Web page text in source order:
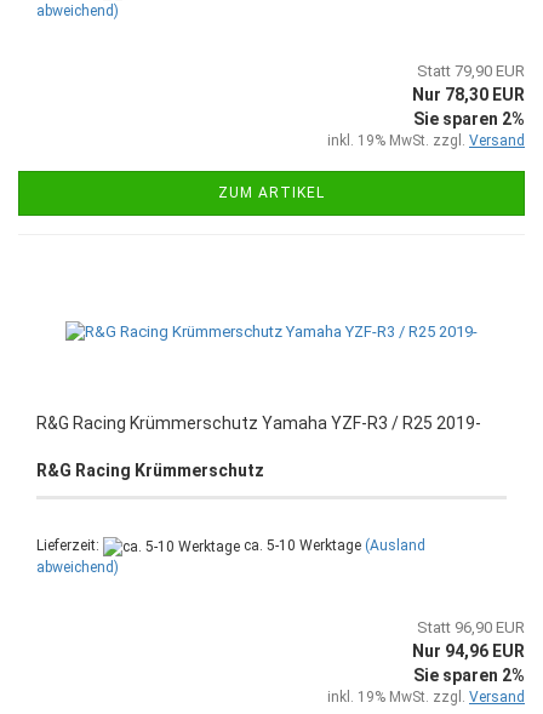
abweichend)
Statt 79,90 EUR
Nur 78,30 EUR
Sie sparen 2%
inkl. 19% MwSt. zzgl. Versand
ZUM ARTIKEL
R&G Racing Krümmerschutz Yamaha YZF-R3 / R25 2019-
R&G Racing Krümmerschutz
Lieferzeit: ca. 5-10 Werktage (Ausland
abweichend)
Statt 96,90 EUR
Nur 94,96 EUR
Sie sparen 2%
inkl. 19% MwSt. zzgl. Versand